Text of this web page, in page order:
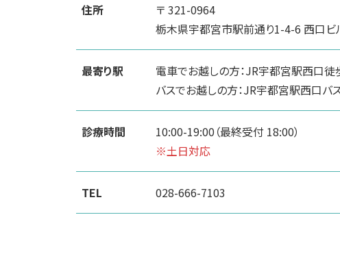
住所
〒 321-0964
栃木県宇都宮市駅前通り1-4-6 西口ビ
最寄り駅
電車でお越しの方：JR宇都宮駅西口徒
バスでお越しの方：JR宇都宮駅西口バ
診療時間
10:00-19:00（最終受付 18:00）
※土日対応
TEL 028-666-7103